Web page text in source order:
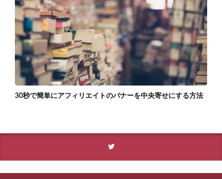
30秒で簡単にアフィリエイトのバナーを中央寄せにする方法